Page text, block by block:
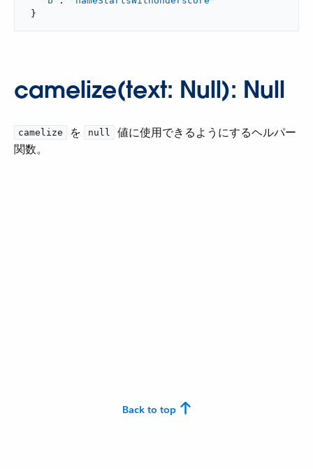
}
camelize(text: Null): Null
camelize ​ を ​ null
​ 値に使用できるようにするヘルパー
関数。
Back to top